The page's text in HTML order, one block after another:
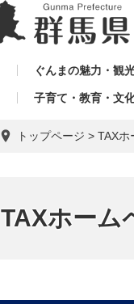
ぐんまの魅力・観
子育て・教育・文
トップページ > TAXホ
TAXホーム